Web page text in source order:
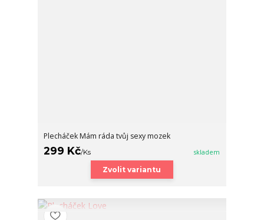
Plecháček Mám ráda tvůj sexy mozek
299 Kč/Ks skladem
Zvolit variantu